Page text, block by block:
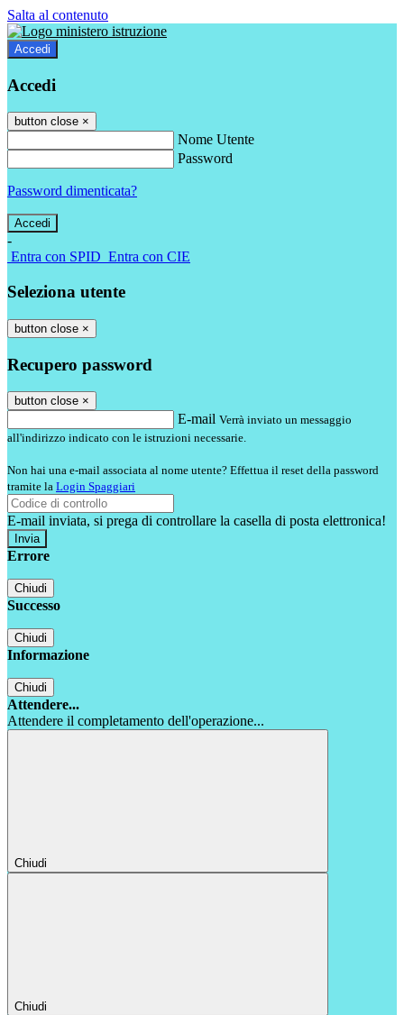
Salta al contenuto
Accedi
Accedi
button close ×
Nome Utente
Password
Password dimenticata?
-
Entra con SPID Entra con CIE
Seleziona utente
button close ×
Recupero password
button close ×
E-mail Verrà inviato un messaggio
all'indirizzo indicato con le istruzioni necessarie.
Non hai una e-mail associata al nome utente? Effettua il reset della password
tramite la Login Spaggiari
E-mail inviata, si prega di controllare la casella di posta elettronica!
Errore
Chiudi
Successo
Chiudi
Informazione
Chiudi
Attendere...
Attendere il completamento dell'operazione...
Chiudi
Chiudi